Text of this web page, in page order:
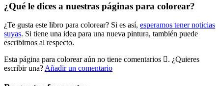
Mandalas
Música e instrumentos musicales
Peluches y caballos
Primavera y pascua
¿Qué le dices a nuestras páginas para colorear?
¿Te gusta este libro para colorear? Si es así, esperamos tener noticias
suyas. Si tiene una idea para una nueva pintura, también puede
escribirnos al respecto.
Esta página para colorear aún no tiene comentarios
. ¿Quieres
escribir una? Añadir un comentario